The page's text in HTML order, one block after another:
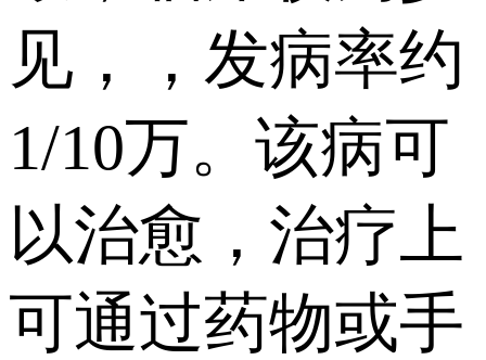
见，，发病率约
1/10万。该病可
以治愈，治疗上
可通过药物或手